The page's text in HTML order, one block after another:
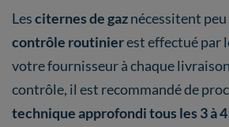
Lesciternes de gaznécessitent
contrôle routinierest effectué par
votre fournisseur à chaque
contrôle, il est recommandé de
technique approfondi tous les 3 à 4